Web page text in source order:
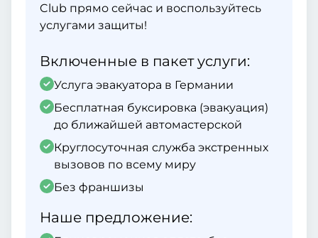
Club прямо сейчас и воспользуйтесь
услугами защиты!
Включенные в пакет услуги:
Услуга эвакуатора в Германии
Бесплатная буксировка (эвакуация)
до ближайшей автомастерской
Круглосуточная служба экстренных
вызовов по всему миру
Без франшизы
Наше предложение: